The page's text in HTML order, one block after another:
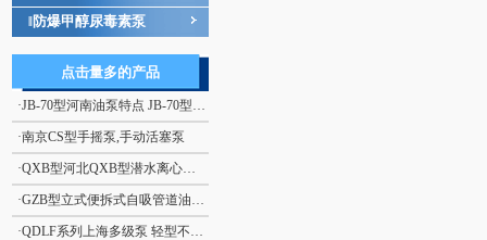
防爆甲醇尿毒素泵
点击量多的产品
·JB-70型河南油泵特点 JB-70型电动、手摇二用计量加油泵
·南京CS型手摇泵,手动活塞泵
·QXB型河北QXB型潜水离心式曝气机
·GZB型立式便拆式自吸管道油泵GZB型立式自吸泵
·QDLF系列上海多级泵 轻型不锈钢立式多级离心泵